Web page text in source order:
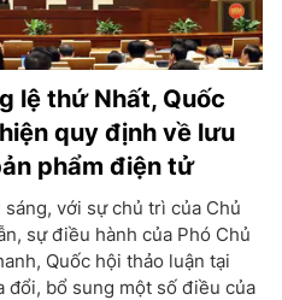
lệ thứ Nhất, Quốc
quy định về lưu
phẩm điện tử
với sự chủ trì của Chủ
sự điều hành của Phó Chủ
Quốc hội thảo luận tại
đổi, bổ sung một số điều của